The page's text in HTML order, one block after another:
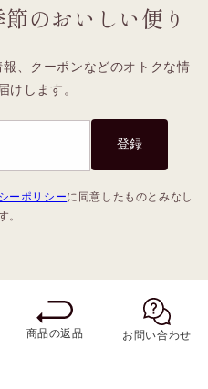
のおいしい便り
、クーポンなどのオトクな情
けします。
登録
ーポリシーに同意したものとみなし
。
商品の返品 お問い合わせ